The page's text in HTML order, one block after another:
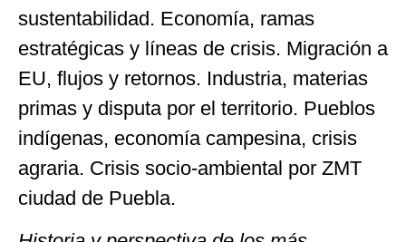
sustentabilidad. Economía, ramas
estratégicas y líneas de crisis. Migración a
EU, flujos y retornos. Industria, materias
primas y disputa por el territorio. Pueblos
indígenas, economía campesina, crisis
agraria. Crisis socio-ambiental por ZMT
ciudad de Puebla.